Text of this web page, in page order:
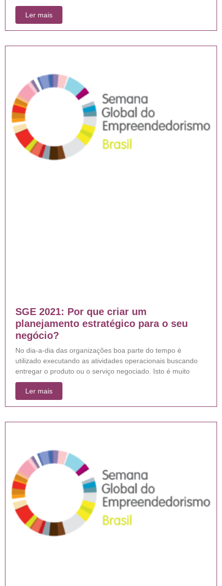
Ler mais
SGE 2021: Por que criar um
planejamento estratégico para o seu
negócio?
No dia-a-dia das organizações boa parte do tempo é
utilizado executando as atividades operacionais buscando
entregar o produto ou o serviço negociado. Isto é muito
Ler mais